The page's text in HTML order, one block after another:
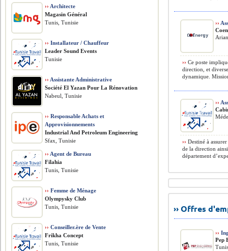
››
›› Ce poste
direction, et
dynamique.
››
›› Destiné à
de la direction
département
›› Offres
››
Pep
›› Architecte
Magasin Général
Tunis, Tunisie
›› Installateur / Chauffeur
Leader Sound Events
Tunisie
›› Assistante Administrative
Société El Yazan Pour La Rénovation
Nabeul, Tunisie
›› Responsable Achats et
Approvisionnements
​Industrial And Petroleum Engineering
Sfax, Tunisie
›› Agent de Bureau
Filahia
Tunis, Tunisie
›› Femme de Ménage
Olympysky Club
Tunis, Tunisie
›› Conseiller.ère de Vente
Frikha Concept
Tunis, Tunisie